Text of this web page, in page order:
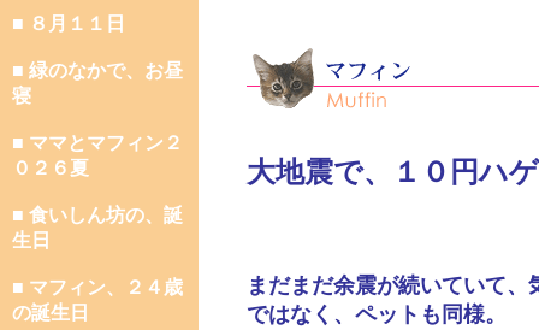
■ ８月１１日
■ 緑のなかで、お昼
寝
■ ママとマフィン２
０２６夏
■ 食いしん坊の、誕
生日
■ マフィン、２４歳
の誕生日
大地震で、１０円ハゲ
まだまだ余震が続いていて
ではなく、ペットも同様。